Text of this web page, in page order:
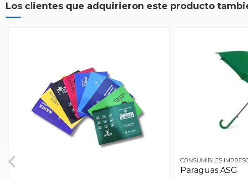
Los clientes que adquirieron este producto
CONSUMIBLES
Paraguas ASG